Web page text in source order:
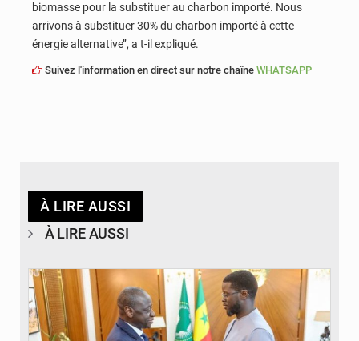
biomasse pour la substituer au charbon importé. Nous
arrivons à substituer 30% du charbon importé à cette
énergie alternative’’, a t-il expliqué.
Suivez l'information en direct sur notre chaîne WHATSAPP
À LIRE AUSSI
À LIRE AUSSI